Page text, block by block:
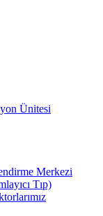
Ünitesi
Merkezi
Tıp)